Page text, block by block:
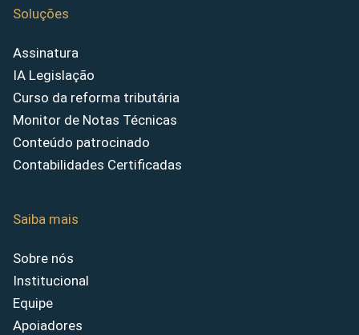
Soluções
Assinatura
IA Legislação
Curso da reforma tributária
Monitor de Notas Técnicas
Conteúdo patrocinado
Contabilidades Certificadas
Saiba mais
Sobre nós
Institucional
Equipe
Apoiadores